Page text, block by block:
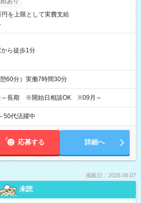
円を上限として実費支給
ら徒歩1分
60分）実働7時間30分
～長期 ※開始日相談OK ※09月～
50代活躍中
応募する 詳細へ
掲載日：2026.08.07
未読